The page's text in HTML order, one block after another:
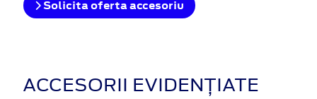
Solicita oferta accesoriu
ACCESORII EVIDENȚIATE